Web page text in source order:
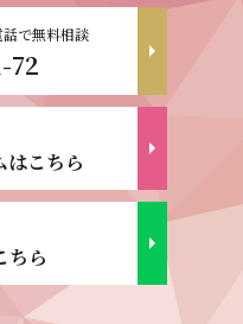
で無料相談
72
はこちら
ちら